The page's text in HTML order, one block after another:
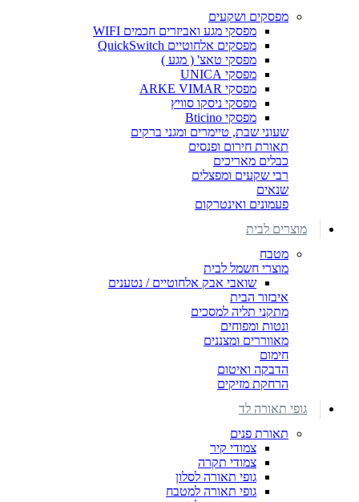
מפסקים ושקעים
מפסקי מגע ואביזרים חכמים WIFI
מפסקים אלחוטיים QuickSwitch
מפסקי טאצ' ( מגע )
מפסקי UNICA
מפסקי ARKE VIMAR
מפסקי ניסקו סוויץ
מפסקי Bticino
שעוני שבת, טיימרים ומגני ברקים
תאורת חירום ופנסים
כבלים מאריכים
רבי שקעים ומפצלים
שנאים
פעמונים ואינטרקום
מוצרים לבית
מטבח
מוצרי חשמל לבית
שואבי אבק אלחוטיים / נטענים
איבזור הבית
מתקני תליה למסכים
ונטות ומפוחים
מאווררים ומצננים
חימום
הדבקה ואיטום
הרחקת מזיקים
גופי תאורה לד
תאורת פנים
צמודי קיר
צמודי תקרה
גופי תאורה לסלון
גופי תאורה למטבח